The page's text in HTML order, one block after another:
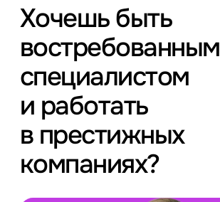
Хочешь быть
востребованным
специалистом
и работать
в престижных
компаниях?